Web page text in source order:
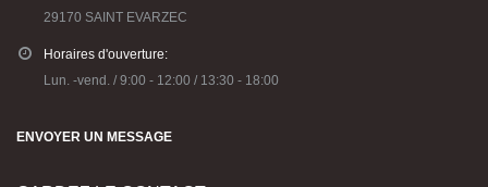
29170 SAINT EVARZEC
Horaires d'ouverture:
Lun. -vend. / 9:00 - 12:00 / 13:30 - 18:00
ENVOYER UN MESSAGE